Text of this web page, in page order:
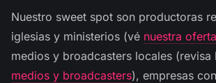
Nuestro sweet spot son productoras
iglesias y ministerios (vé nuestra
medios y broadcasters locales (revisa
medios y broadcasters), empresas